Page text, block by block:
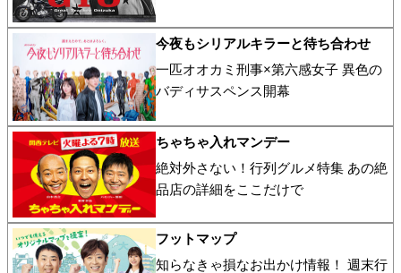
今夜もシリアルキラーと待ち合わせ
一匹オオカミ刑事×第六感女子 異色の
バディサスペンス開幕
ちゃちゃ入れマンデー
絶対外さない！行列グルメ特集 あの絶
品店の詳細をここだけで
フットマップ
知らなきゃ損なお出かけ情報！ 週末行